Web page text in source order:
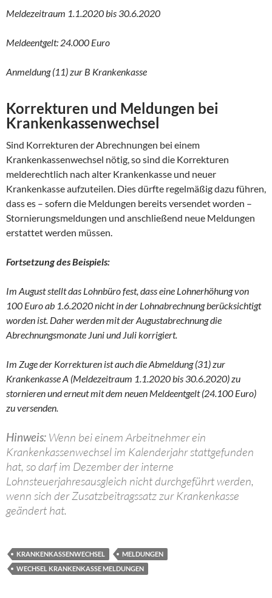
Meldezeitraum 1.1.2020 bis 30.6.2020
Meldeentgelt: 24.000 Euro
Anmeldung (11) zur B Krankenkasse
Korrekturen und Meldungen bei
Krankenkassenwechsel
Sind Korrekturen der Abrechnungen bei einem
Krankenkassenwechsel nötig, so sind die Korrekturen
melderechtlich nach alter Krankenkasse und neuer
Krankenkasse aufzuteilen. Dies dürfte regelmäßig dazu führen,
dass es – sofern die Meldungen bereits versendet worden –
Stornierungsmeldungen und anschließend neue Meldungen
erstattet werden müssen.
Fortsetzung des Beispiels:
Im August stellt das Lohnbüro fest, dass eine Lohnerhöhung von
100 Euro ab 1.6.2020 nicht in der Lohnabrechnung berücksichtigt
worden ist. Daher werden mit der Augustabrechnung die
Abrechnungsmonate Juni und Juli korrigiert.
Im Zuge der Korrekturen ist auch die Abmeldung (31) zur
Krankenkasse A (Meldezeitraum 1.1.2020 bis 30.6.2020) zu
stornieren und erneut mit dem neuen Meldeentgelt (24.100 Euro)
zu versenden.
Hinweis: Wenn bei einem Arbeitnehmer ein
Krankenkassenwechsel im Kalenderjahr stattgefunden
hat, so darf im Dezember der interne
Lohnsteuerjahresausgleich nicht durchgeführt werden,
wenn sich der Zusatzbeitragssatz zur Krankenkasse
geändert hat.
KRANKENKASSENWECHSEL
MELDUNGEN
WECHSEL KRANKENKASSE MELDUNGEN